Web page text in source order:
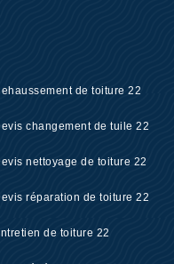
de toiture 22
changement de tuile 22
nettoyage de toiture 22
réparation de toiture 22
de toiture 22